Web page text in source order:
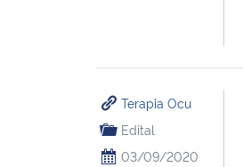
Terapia Ocu
Edital
03/09/2020